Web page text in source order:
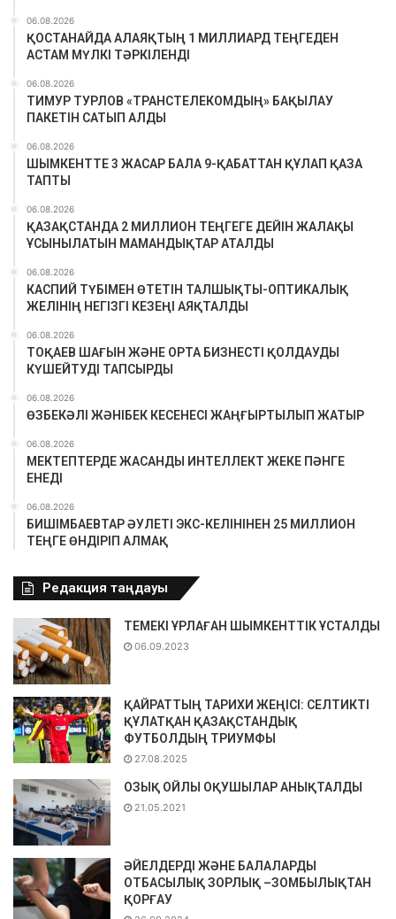
06.08.2026
ҚОСТАНАЙДА АЛАЯҚТЫҢ 1 МИЛЛИАРД ТЕҢГЕДЕН
АСТАМ МҮЛКІ ТӘРКІЛЕНДІ
06.08.2026
ТИМУР ТУРЛОВ «ТРАНСТЕЛЕКОМДЫҢ» БАҚЫЛАУ
ПАКЕТІН САТЫП АЛДЫ
06.08.2026
ШЫМКЕНТТЕ 3 ЖАСАР БАЛА 9-ҚАБАТТАН ҚҰЛАП ҚАЗА
ТАПТЫ
06.08.2026
ҚАЗАҚСТАНДА 2 МИЛЛИОН ТЕҢГЕГЕ ДЕЙІН ЖАЛАҚЫ
ҰСЫНЫЛАТЫН МАМАНДЫҚТАР АТАЛДЫ
06.08.2026
КАСПИЙ ТҮБІМЕН ӨТЕТІН ТАЛШЫҚТЫ-ОПТИКАЛЫҚ
ЖЕЛІНІҢ НЕГІЗГІ КЕЗЕҢІ АЯҚТАЛДЫ
06.08.2026
ТОҚАЕВ ШАҒЫН ЖӘНЕ ОРТА БИЗНЕСТІ ҚОЛДАУДЫ
КҮШЕЙТУДІ ТАПСЫРДЫ
06.08.2026
ӨЗБЕКӘЛІ ЖӘНІБЕК КЕСЕНЕСІ ЖАҢҒЫРТЫЛЫП ЖАТЫР
06.08.2026
МЕКТЕПТЕРДЕ ЖАСАНДЫ ИНТЕЛЛЕКТ ЖЕКЕ ПӘНГЕ
ЕНЕДІ
06.08.2026
БИШІМБАЕВТАР ӘУЛЕТІ ЭКС-КЕЛІНІНЕН 25 МИЛЛИОН
ТЕҢГЕ ӨНДІРІП АЛМАҚ
Редакция таңдауы
ТЕМЕКІ ҰРЛАҒАН ШЫМКЕНТТІК ҰСТАЛДЫ
06.09.2023
ҚАЙРАТТЫҢ ТАРИХИ ЖЕҢІСІ: СЕЛТИКТІ
ҚҰЛАТҚАН ҚАЗАҚСТАНДЫҚ
ФУТБОЛДЫҢ ТРИУМФЫ
27.08.2025
ОЗЫҚ ОЙЛЫ ОҚУШЫЛАР АНЫҚТАЛДЫ
21.05.2021
ӘЙЕЛДЕРДІ ЖӘНЕ БАЛАЛАРДЫ
ОТБАСЫЛЫҚ ЗОРЛЫҚ –ЗОМБЫЛЫҚТАН
ҚОРҒАУ